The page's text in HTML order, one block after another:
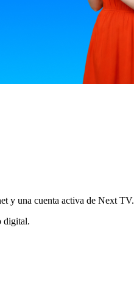
y una cuenta activa de Next TV.
digital.